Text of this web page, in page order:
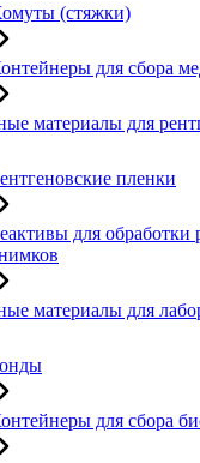
(стяжки)
для сбора
материалы для
пленки
для обработки
материалы для
для сбора